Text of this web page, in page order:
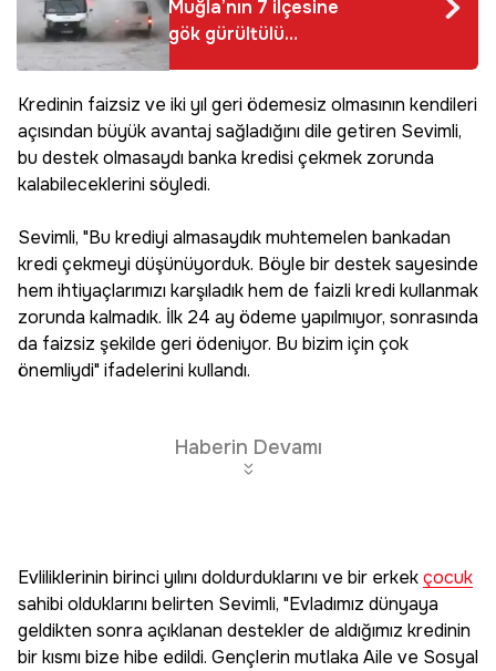
Muğla’nın 7 ilçesine
gök gürültülü
Kredinin faizsiz ve iki yıl geri ödemesiz olmasının kendileri
açısından büyük avantaj sağladığını dile getiren Sevimli,
bu destek olmasaydı banka kredisi çekmek zorunda
kalabileceklerini söyledi.
Sevimli, "Bu krediyi almasaydık muhtemelen bankadan
kredi çekmeyi düşünüyorduk. Böyle bir destek sayesinde
hem ihtiyaçlarımızı karşıladık hem de faizli kredi kullanmak
zorunda kalmadık. İlk 24 ay ödeme yapılmıyor, sonrasında
da faizsiz şekilde geri ödeniyor. Bu bizim için çok
önemliydi" ifadelerini kullandı.
Haberin Devamı
Evliliklerinin birinci yılını doldurduklarını ve bir erkekçocuk
sahibi olduklarını belirten Sevimli, "Evladımız dünyaya
geldikten sonra açıklanan destekler de aldığımız kredinin
bir kısmı bize hibe edildi. Gençlerin mutlaka Aile ve Sosyal